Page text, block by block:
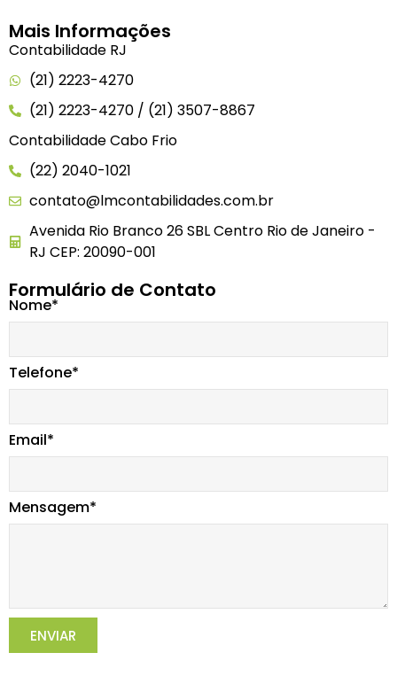
Mais Informações
Contabilidade RJ
(21) 2223-4270
(21) 2223-4270 / (21) 3507-8867
Contabilidade Cabo Frio
(22) 2040-1021
contato@lmcontabilidades.com.br
Avenida Rio Branco 26 SBL Centro Rio de Janeiro -
RJ CEP: 20090-001
Formulário de Contato
Nome*
Telefone*
Email*
Mensagem*
ENVIAR